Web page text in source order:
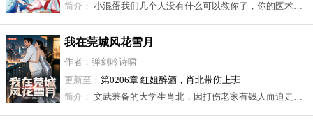
简介： 小混蛋我们几个人没有什么可以教你了，你的医术无双，修炼一途也远超我们几个人，我们实在没有能教你的了，这是玉龙门掌门戒指交给你，你现在是玉龙门掌门了，这是你二师父给你的黑卡里面钱随便花，这是你三师父给你的龙王殿令牌，你拿此令牌可以调动龙王殿一切力量，你赶紧下山去历练吧，不要再烦我们了。
我在莞城风花雪月
作者：弹剑吟诗啸
更新至： 第0206章 红姐醉酒，肖北带伤上班
简介： 文武兼备的大学生肖北，因打伤老家有钱人而迫走莞城，就在他即将沦为乞丐时，他无意中救了房东太太韦若云。 韦若云美艳且又神秘，她的出现改变了肖北的人生轨迹。既然无理可讲，那就用铁拳开道。 身处低谷不自弃，在金钱美色中不迷失，肖北凭着一腔正气带领兄弟们在莞城开挂，看他是如何闯出一片自己的天空。